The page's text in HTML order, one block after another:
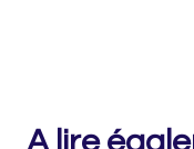
A lire